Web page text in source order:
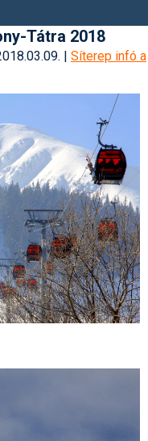
Tátra 2018
| Síterep infó a